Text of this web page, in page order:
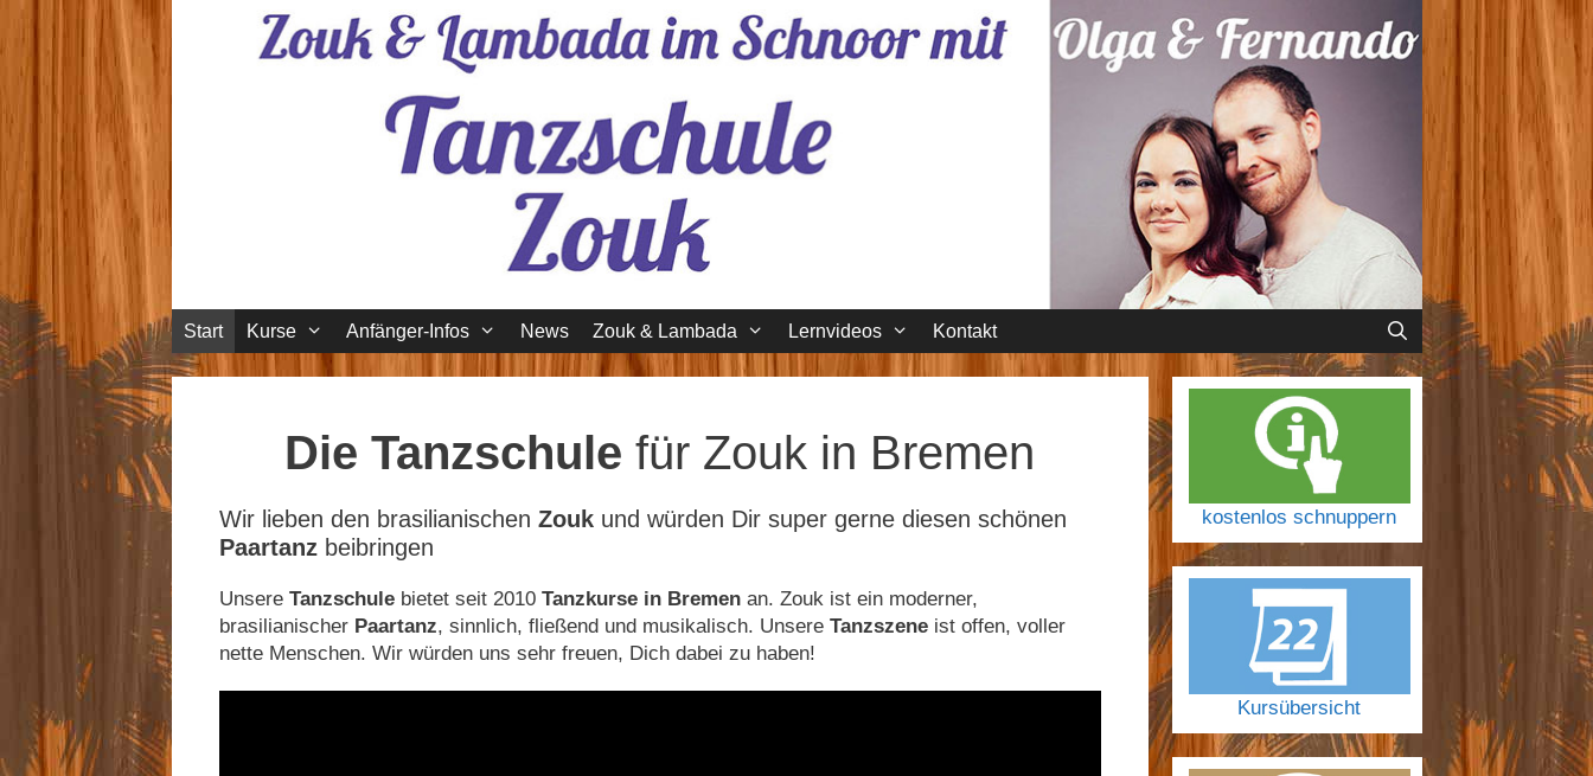
Zum
Start Kurse Anfänger-Infos News Zouk & Lambada Lernvideos Kontakt
Die Tanzschule für Zouk in Bremen
Wir lieben den brasilianischen Zouk und würden Dir super gerne diesen schönen
Paartanzbeibringen
Unsere Tanzschulebietet seit 2010 Tanzkurse in Bremenan. Zouk ist ein moderner,
brasilianischer Paartanz, sinnlich, fließend und musikalisch. Unsere Tanzszeneist offen, voller
nette Menschen. Wir würden uns sehr freuen, Dich dabei zu haben!
kostenlos schnuppern
Kursübersicht